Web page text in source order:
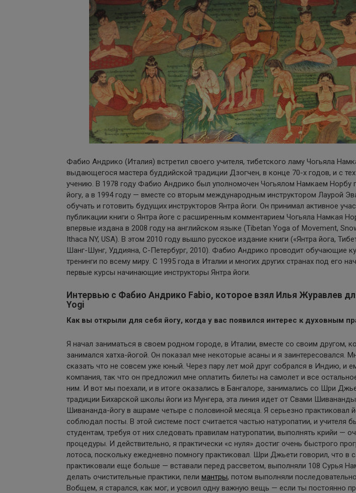
Фабио Андрико (Италия) встретил своего учителя, тибетского ламу Чогьяла
выдающегося мастера буддийской традиции Дзогчен, в конце 70-х годов, и с
учению. В 1978 году Фабио Андрико был уполномочен Чогьялом Намкаем Норбу
йогу, а в 1994 году — вместе со вторым международным инструктором Лаурой
обучать и готовить будущих инструкторов Янтра йоги. Он принимал активное
публикации книги о Янтра йоге с расширенным комментарием Чогьяла Намкая
впервые издана в 2008 году на английском языке (Tibetan Yoga of Movement,
Ithaca NY, USA). В этом 2010 году вышло русское издание книги («Янтра йога,
Шанг-Шунг, Уддияна, С-Петербург, 2010). Фабио Андрико проводит обучающие
тренинги по всему миру. С 1995 года в Италии и многих других странах под его
первые курсы начинающие инструкторы Янтра йоги.
Интервью с Фабио Андрико Fabio, которое взял Илья Журавлев
Yogi
Как вы открыли для себя йогу, когда у вас появился интерес к духовным
Я начал заниматься в своем родном городе, в Италии, вместе со своим другом,
занимался хатха-йогой. Он показал мне некоторые асаны и я заинтересовался.
сказать что не совсем уже юный. Через пару лет мой друг собрался в Индию, и
компания, так что он предложил мне оплатить билеты на самолет и все
ним. И вот мы поехали, и в итоге оказались в Бангалоре, занимались со Шри
традиции Бихарской школы йоги из Мунгера, эта линия идет от Свами
Шивананда-йогу в ашраме четыре с половиной месяца. Я серьезно практиковал
соблюдал посты. В этой системе пост считается частью натуропатии, и учителя
студентам, требуя от них следовать правилам натуропатии, выполнять крийи —
процедуры. И действительно, я практически «с нуля» достиг очень быстрого
лотоса, поскольку ежедневно помногу практиковал. Шри Джьети говорил, что в
практиковали еще больше — вставали перед рассветом, выполняли 108 Сурья
делать очистительные практики, пели мантры, потом выполняли
Вобщем, я старался, как мог, и усвоил одну важную вещь — если ты постоянно